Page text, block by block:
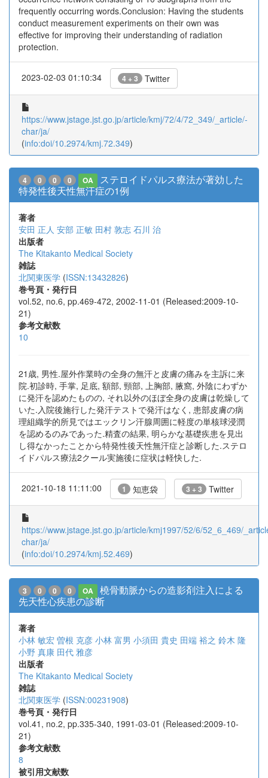
frequently occurring words.Conclusion: Having the students
conduct measurement experiments on their own was
effective for improving their understanding of radiation
protection.
2023-02-03 01:10:34 4 + 3 Twitter
https://www.jstage.jst.go.jp/article/kmj/72/4/72_349/_article/-
char/ja/
(info:doi/10.2974/kmj.72.349)
4 0 0 0 OA
ステロイドパルス療法が著効した
特発性後天性無汗症の1例
著者
安田 正人 安部 正敏 田村 敦志 石川 治
出版者
The Kitakanto Medical Society
雑誌
北関東医学 (ISSN:13432826)
巻号頁・発行日
vol.52, no.6, pp.469-472, 2002-11-01 (Released:2009-10-
21)
参考文献数
10
21歳, 男性.屋外作業時の全身の無汗と皮膚の痛みを主訴に来
院.初診時, 手掌, 足底, 額部, 頸部, 上胸部, 腋窩, 外陰にわずか
に発汗を認めたものの, それ以外のほぼ全身の皮膚は乾燥して
いた.入院後施行した発汗テストで発汗はなく, 患部皮膚の病
理組織学的所見ではエックリン汗腺周囲に軽度の単核球浸潤
を認めるのみであった.精査の結果, 明らかな基礎疾患を見出
し得なかったことから特発性後天性無汗症と診断した.ステロ
イドパルス療法2クール実施後に症状は軽快した.
2021-10-18 11:11:00 1 知恵袋 3 + 3 Twitter
https://www.jstage.jst.go.jp/article/kmj1997/52/6/52_6_469/
char/ja/
(info:doi/10.2974/kmj.52.469)
3 0 0 0 OA
橈骨動脈からの造影剤注入による
先天性心疾患の診断
著者
小林 敏宏 曽根 克彦 小林 富男 小須田 貴史 田端 裕之 鈴木 隆
小野 真康 田代 雅彦
出版者
The Kitakanto Medical Society
雑誌
北関東医学 (ISSN:00231908)
巻号頁・発行日
vol.41, no.2, pp.335-340, 1991-03-01 (Released:2009-10-
21)
参考文献数
8
被引用文献数